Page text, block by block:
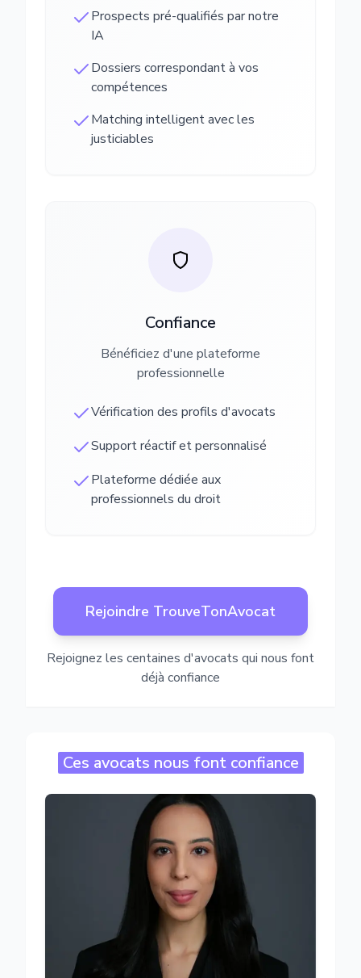
Prospects pré-qualifiés par notre
IA
Dossiers correspondant à vos
compétences
Matching intelligent avec les
justiciables
Confiance
Bénéficiez d'une plateforme
professionnelle
Vérification des profils d'avocats
Support réactif et personnalisé
Plateforme dédiée aux
professionnels du droit
Rejoindre TrouveTonAvocat
Rejoignez les centaines d'avocats qui nous font
déjà confiance
Ces avocats nous font confiance